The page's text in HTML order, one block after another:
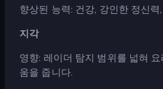
향상된 능력: 건강, 강인한 정신력
지각
영향: 레이더 탐지 범위를 넓혀
움을 줍니다.